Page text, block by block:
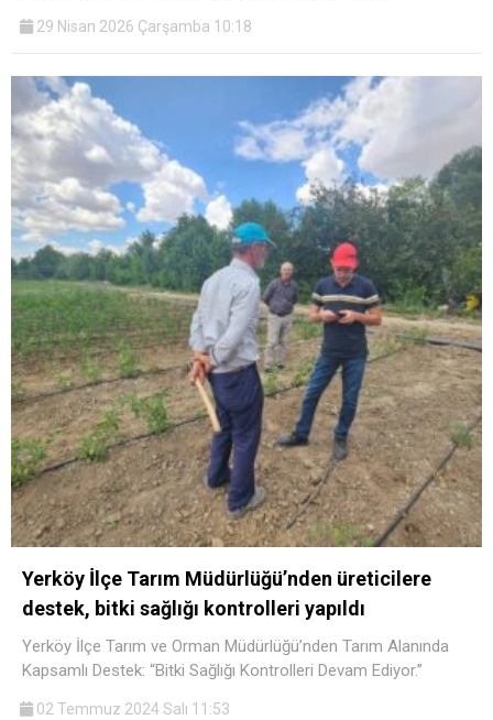
29 Nisan 2026 Çarşamba 10:18
Yerköy İlçe Tarım Müdürlüğü’nden üreticilere
destek, bitki sağlığı kontrolleri yapıldı
Yerköy İlçe Tarım ve Orman Müdürlüğü’nden Tarım Alanında
Kapsamlı Destek: “Bitki Sağlığı Kontrolleri Devam Ediyor.”
02 Temmuz 2024 Salı 11:53